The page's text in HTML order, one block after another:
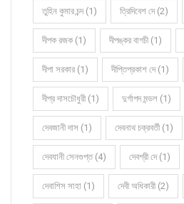
তুহিন কুমার চন্দ (1) ত্রিদিবেশ দে (2)
দীপক রজক (1) দীপঙ্কর বাগচী (1)
দীপা সরকার (1) দীপ্তিপ্রকাশ দে (1)
দীপ্র দাসচৌধুরী (1) দুর্গাপদ মন্ডল (1)
দেবজানী দাস (1) দেবনাথ চক্রবর্তী (1)
দেবযানী সেনগুপ্ত (4) দেবশ্রী দে (1)
দেবাশিস সাহা (1) দেবী অধিকারী (2)